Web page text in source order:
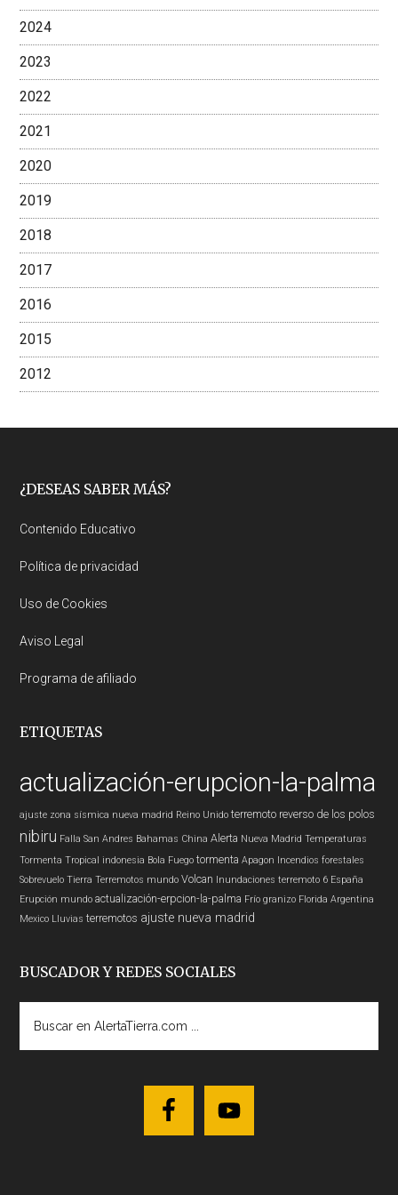
2024
2023
2022
2021
2020
2019
2018
2017
2016
2015
2012
Footer
¿DESEAS SABER MÁS?
Contenido Educativo
Política de privacidad
Uso de Cookies
Aviso Legal
Programa de afiliado
ETIQUETAS
actualización-erupcion-la-palma
ajuste zona sísmica nueva madrid Reino Unido terremoto reverso de los polos
nibiru Falla San Andres Bahamas China Alerta Nueva Madrid Temperaturas
Tormenta Tropical indonesia Bola Fuego tormenta Apagon Incendios forestales
Sobrevuelo Tierra Terremotos mundo Volcan Inundaciones terremoto 6 España
Erupción mundo actualización-erpcion-la-palma Frío granizo Florida Argentina
Mexico Lluvias terremotos ajuste nueva madrid
BUSCADOR Y REDES SOCIALES
AlertaTierra.com